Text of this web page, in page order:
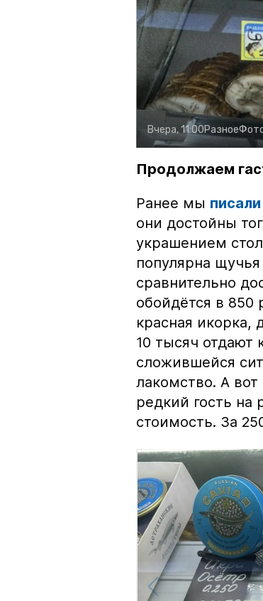
Вчера, 11:00Разное
Продолжаем
Ранее мы писали
они достойны
украшением
популярна
сравнительно
обойдётся в 850
красная икорка,
10 тысяч
сложившейся
лакомство. А
редкий гость на
стоимость. За